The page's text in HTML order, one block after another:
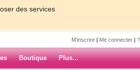
des services
M'inscrire | Me connecter |
Boutique Plus...